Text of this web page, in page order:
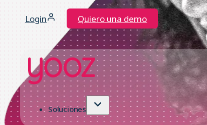
Login Quiero una demo
Soluciones